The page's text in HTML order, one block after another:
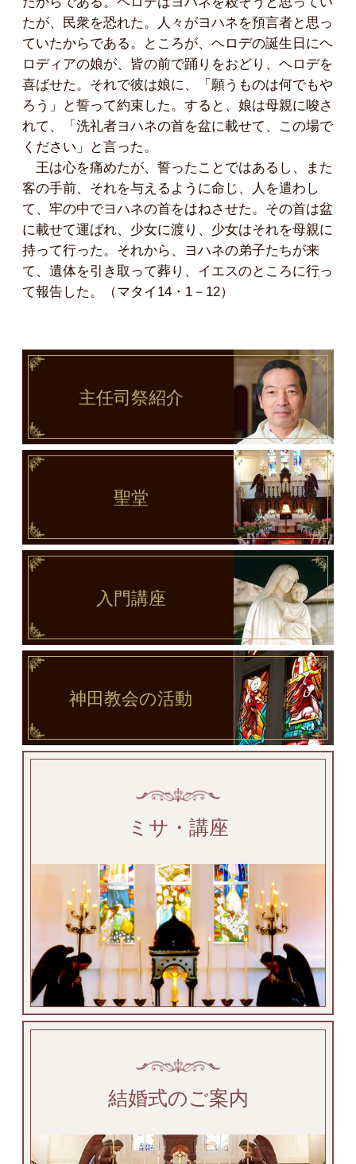
たが、民衆を恐れた。人々がヨハネを預言者と思っ
ていたからである。ところが、ヘロデの誕生日にヘ
ロディアの娘が、皆の前で踊りをおどり、ヘロデを
喜ばせた。それで彼は娘に、「願うものは何でもや
ろう」と誓って約束した。すると、娘は母親に唆さ
れて、「洗礼者ヨハネの首を盆に載せて、この場で
ください」と言った。
王は心を痛めたが、誓ったことではあるし、また
客の手前、それを与えるように命じ、人を遣わし
て、牢の中でヨハネの首をはねさせた。その首は盆
に載せて運ばれ、少女に渡り、少女はそれを母親に
持って行った。それから、ヨハネの弟子たちが来
て、遺体を引き取って葬り、イエスのところに行っ
て報告した。（マタイ14・1－12）
主任司祭紹介
聖堂
入門講座
神田教会の活動
ミサ・講座
結婚式のご案内